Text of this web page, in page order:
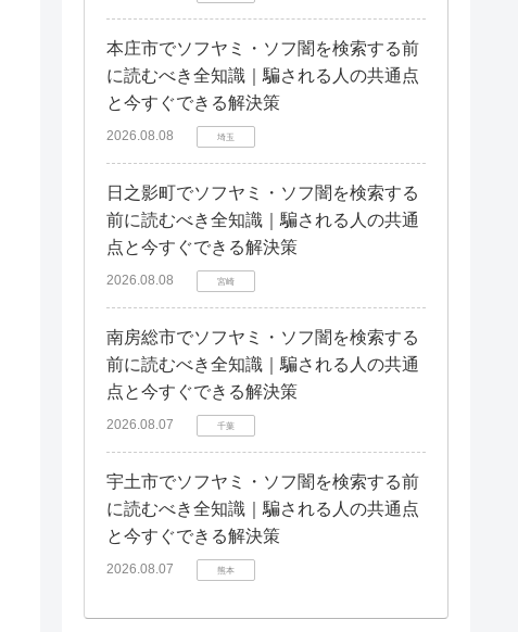
本庄市でソフヤミ・ソフ闇を検索する前
に読むべき全知識｜騙される人の共通点
と今すぐできる解決策
2026.08.08 埼玉
日之影町でソフヤミ・ソフ闇を検索する
前に読むべき全知識｜騙される人の共通
点と今すぐできる解決策
2026.08.08 宮崎
南房総市でソフヤミ・ソフ闇を検索する
前に読むべき全知識｜騙される人の共通
点と今すぐできる解決策
2026.08.07 千葉
宇土市でソフヤミ・ソフ闇を検索する前
に読むべき全知識｜騙される人の共通点
と今すぐできる解決策
2026.08.07 熊本